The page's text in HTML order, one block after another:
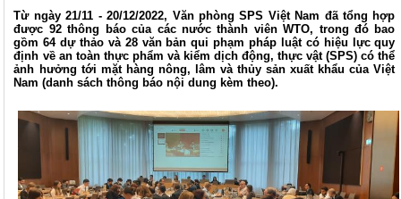
Từ ngày 21/11 - 20/12/2022, Văn phòng SPS Việt Nam đã tổng hợp
được 92 thông báo của các nước thành viên WTO, trong đó bao
gồm 64 dự thảo và 28 văn bản qui phạm pháp luật có hiệu lực quy
định về an toàn thực phẩm và kiểm dịch động, thực vật (SPS) có thể
ảnh hưởng tới mặt hàng nông, lâm và thủy sản xuất khẩu của Việt
Nam (danh sách thông báo nội dung kèm theo).